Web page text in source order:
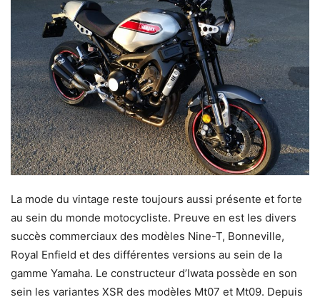
La mode du vintage reste toujours aussi présente et forte
au sein du monde motocycliste. Preuve en est les divers
succès commerciaux des modèles Nine-T, Bonneville,
Royal Enfield et des différentes versions au sein de la
gamme Yamaha. Le constructeur d’Iwata possède en son
sein les variantes XSR des modèles Mt07 et Mt09. Depuis